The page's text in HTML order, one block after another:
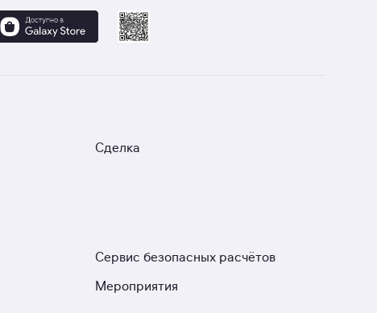
Сделка
Сервис безопасных расчётов
Мероприятия